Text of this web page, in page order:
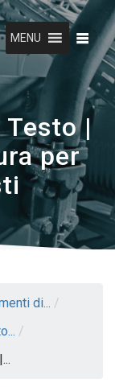
MENU
|
per
di... /
/